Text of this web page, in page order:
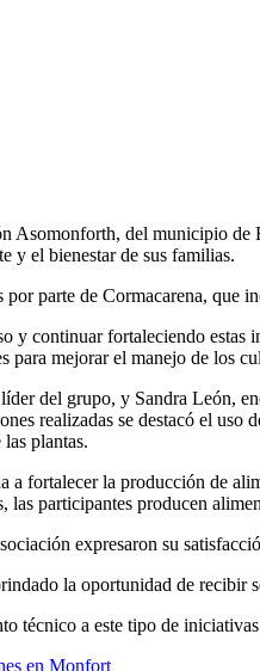
Asomonforth, del municipio
y el bienestar de sus familias.
parte de Cormacarena, que
y continuar fortaleciendo
para mejorar el manejo de los
del grupo, y Sandra León,
realizadas se destacó el
plantas.
a fortalecer la producción de
las participantes producen
expresaron su
la oportunidad de
técnico a este tipo de
en Monfort